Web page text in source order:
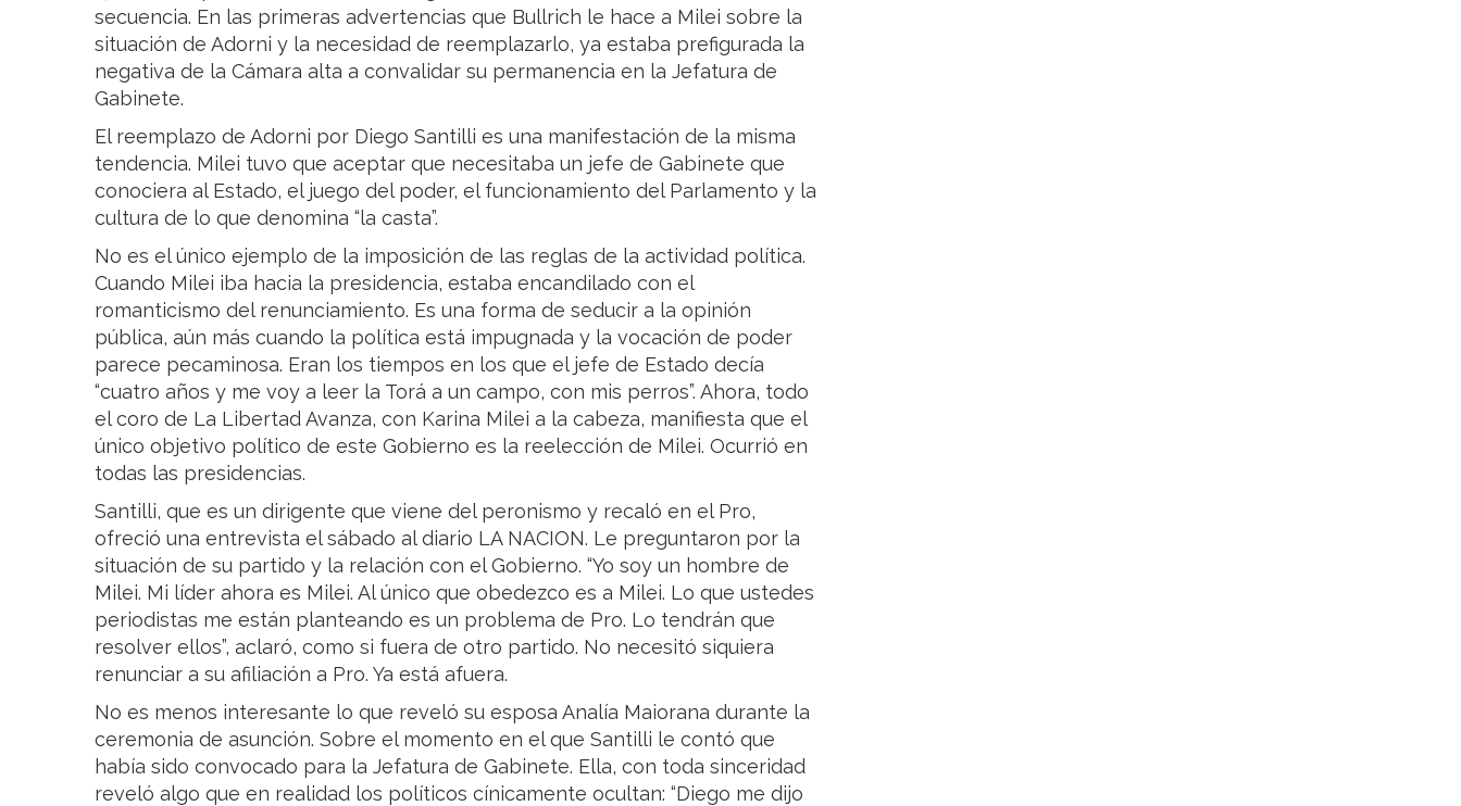
secuencia. En las primeras advertencias que Bullrich le hace a Milei sobre la
situación de Adorni y la necesidad de reemplazarlo, ya estaba prefigurada la
negativa de la Cámara alta a convalidar su permanencia en la Jefatura de
Gabinete.
El reemplazo de Adorni por Diego Santilli es una manifestación de la misma
tendencia. Milei tuvo que aceptar que necesitaba un jefe de Gabinete que
conociera al Estado, el juego del poder, el funcionamiento del Parlamento y la
cultura de lo que denomina “la casta”.
No es el único ejemplo de la imposición de las reglas de la actividad política.
Cuando Milei iba hacia la presidencia, estaba encandilado con el
romanticismo del renunciamiento. Es una forma de seducir a la opinión
pública, aún más cuando la política está impugnada y la vocación de poder
parece pecaminosa. Eran los tiempos en los que el jefe de Estado decía
“cuatro años y me voy a leer la Torá a un campo, con mis perros”. Ahora, todo
el coro de La Libertad Avanza, con Karina Milei a la cabeza, manifiesta que el
único objetivo político de este Gobierno es la reelección de Milei. Ocurrió en
todas las presidencias.
Santilli, que es un dirigente que viene del peronismo y recaló en el Pro,
ofreció una entrevista el sábado al diario LA NACION. Le preguntaron por la
situación de su partido y la relación con el Gobierno. “Yo soy un hombre de
Milei. Mi líder ahora es Milei. Al único que obedezco es a Milei. Lo que ustedes
periodistas me están planteando es un problema de Pro. Lo tendrán que
resolver ellos”, aclaró, como si fuera de otro partido. No necesitó siquiera
renunciar a su afiliación a Pro. Ya está afuera.
No es menos interesante lo que reveló su esposa Analía Maiorana durante la
ceremonia de asunción. Sobre el momento en el que Santilli le contó que
había sido convocado para la Jefatura de Gabinete. Ella, con toda sinceridad
reveló algo que en realidad los políticos cínicamente ocultan: “Diego me dijo